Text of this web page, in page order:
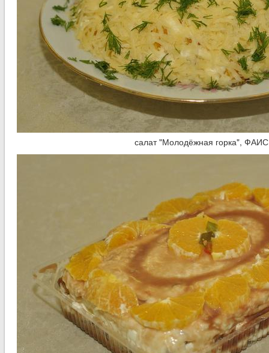
салат "Молодёжная горка", ФАИС